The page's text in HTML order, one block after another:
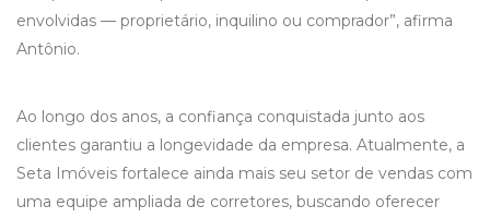
envolvidas — proprietário, inquilino ou comprador”, afirma
Antônio.
Ao longo dos anos, a confiança conquistada junto aos
clientes garantiu a longevidade da empresa. Atualmente, a
Seta Imóveis fortalece ainda mais seu setor de vendas com
uma equipe ampliada de corretores, buscando oferecer